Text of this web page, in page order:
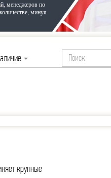
менеджеров по
минуя
крупные